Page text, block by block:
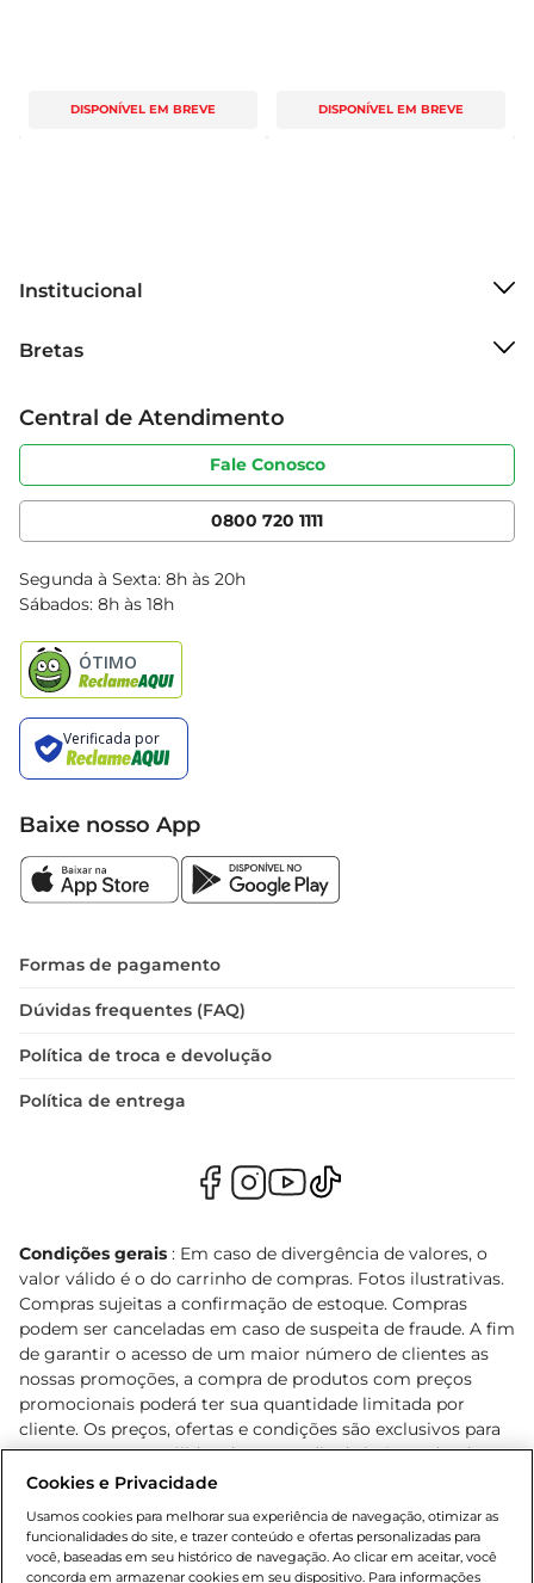
DISPONÍVEL EM BREVE DISPONÍVEL EM BREVE
Institucional
Grupo Cencosud
Sobre privacidade
Portal do fornecedor
Cencosud Media
Bretas
Produtos Bretas
Código de ética
Serviços
Clube Bretas
Blog Bretas
Black Friday
Central de Atendimento
Fale Conosco
0800 720 1111
Segunda à Sexta: 8h às 20h
Sábados: 8h às 18h
Baixe nosso App
Formas de pagamento
Dúvidas frequentes (FAQ)
Política de troca e devolução
Política de entrega
Condições gerais : Em caso de divergência de valores, o
valor válido é o do carrinho de compras. Fotos ilustrativas.
Compras sujeitas a confirmação de estoque. Compras
podem ser canceladas em caso de suspeita de fraude. A fim
de garantir o acesso de um maior número de clientes as
nossas promoções, a compra de produtos com preços
promocionais poderá ter sua quantidade limitada por
cliente. Os preços, ofertas e condições são exclusivos para
o e-commerce e válidos durante o dia de hoje, podendo
sofrer alterações sem prévia notificação. Proibida a venda
Lei n.º 8069/90, art. 81, inciso II (Estatuto da Criança e do
Adolescente). Preços e condições exclusivos para o
Cookies e Privacidade
Usamos cookies para melhorar sua experiência de navegação, otimizar as
funcionalidades do site, e trazer conteúdo e ofertas personalizadas para
você, baseadas em seu histórico de navegação. Ao clicar em aceitar, você
concorda em armazenar cookies em seu dispositivo. Para informações